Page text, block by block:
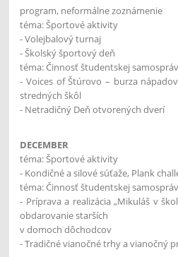
program, neformálne zoznámenie
téma: Športové aktivity
- Volejbalový turnaj
- Školský športový deň
téma: Činnosť študentskej
- Voices of Štúrovo – burza
stredných škôl
- Netradičný Deň otvorených dverí
DECEMBER
téma: Športové aktivity
- Kondičné a silové súťaže, Plank
téma: Činnosť študentskej
- Príprava a realizácia „Mikuláš v
obdarovanie starších
v domoch dôchodcov
- Tradičné vianočné trhy a vianočný